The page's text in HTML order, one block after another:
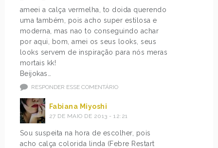
ameei a calça vermelha, to doida querendo
uma também, pois acho super estilosa e
moderna, mas nao to conseguindo achar
por aqui, bom, amei os seus looks, seus
looks servem de inspiração para nós meras
mortais kk!
Beijokas…
RESPONDER ESSE COMENTÁRIO
Fabiana Miyoshi
27 DE MAIO DE 2013 - 12:21
Sou suspeita na hora de escolher, pois
acho calça colorida linda (Febre Restart